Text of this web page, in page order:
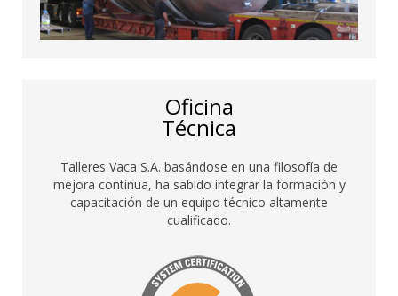
Oficina
Técnica
Talleres Vaca S.A. basándose en una filosofía de
mejora continua, ha sabido integrar la formación y
capacitación de un equipo técnico altamente
cualificado.